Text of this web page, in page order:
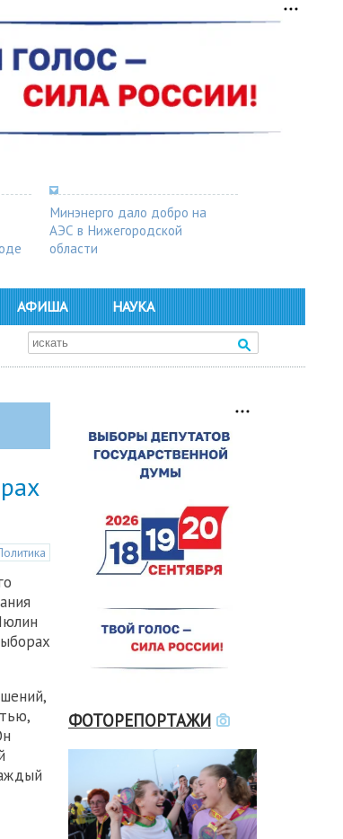
Минэнерго дало добро на
АЭС в Нижегородской
области
АФИША НАУКА
ФОТОРЕПОРТАЖИ